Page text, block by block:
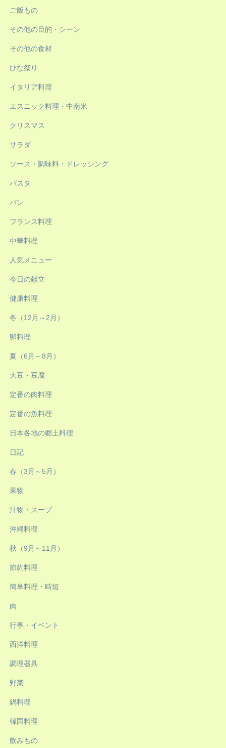
ご飯もの
その他の目的・シーン
その他の食材
ひな祭り
イタリア料理
エスニック料理・中南米
クリスマス
サラダ
ソース・調味料・ドレッシング
パスタ
パン
フランス料理
中華料理
人気メニュー
今日の献立
健康料理
冬（12月～2月）
卵料理
夏（6月～8月）
大豆・豆腐
定番の肉料理
定番の魚料理
日本各地の郷土料理
日記
春（3月～5月）
果物
汁物・スープ
沖縄料理
秋（9月～11月）
節約料理
簡単料理・時短
肉
行事・イベント
西洋料理
調理器具
野菜
鍋料理
韓国料理
飲みもの